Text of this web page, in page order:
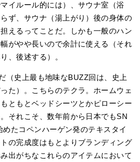
イルール的には）、サウナ室（浴
ず、サウナ（湯上がり）後の身体の
えるってことだ。しかも一般のハン
がやや長いので余計に使える（それ
、後述する）。
（史上最も地味なBUZZ回は、史上
た）。こちらのテクラ。ホームウェ
ともとベッドシーツとかピローシー
それこそ、数年前から日本でもSN
たコペンハーゲン発のテキスタイ
の完成度はもとよりブランディング
出がちなこれらのアイテムにおいて